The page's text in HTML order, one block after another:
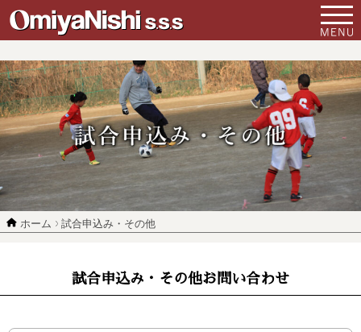
ホーム 試合申込み・その他
試合申込み・その他お問い合わせ